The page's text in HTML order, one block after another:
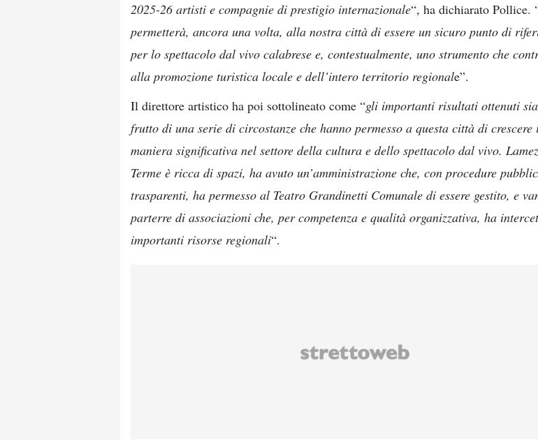
2025-26 artisti e compagnie di prestigio internazionale“, ha dichiarato Pollice.
permetterà, ancora una volta, alla nostra città di essere un sicuro punto di
per lo spettacolo dal vivo calabrese e, contestualmente, uno strumento che
alla promozione turistica locale e dell’intero territorio regionale”.
Il direttore artistico ha poi sottolineato come “gli importanti risultati ottenuti
frutto di una serie di circostanze che hanno permesso a questa città di crescere
maniera significativa nel settore della cultura e dello spettacolo dal vivo.
Terme è ricca di spazi, ha avuto un’amministrazione che, con procedure
trasparenti, ha permesso al Teatro Grandinetti Comunale di essere gestito, e
parterre di associazioni che, per competenza e qualità organizzativa, ha
importanti risorse regionali“.